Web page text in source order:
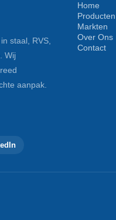
staal, RVS,
Wij
aanpak.
Home
Producten
Markten
Over Ons
Contact